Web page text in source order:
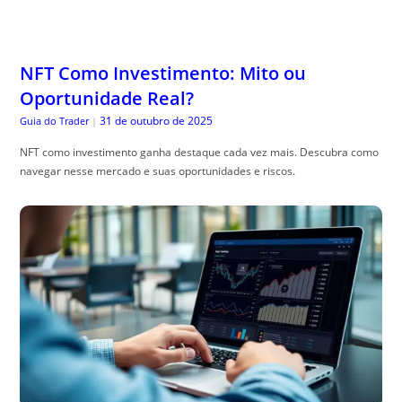
NFT Como Investimento: Mito ou
Oportunidade Real?
Guia do Trader | 31 de outubro de 2025
NFT como investimento ganha destaque cada vez mais. Descubra como
navegar nesse mercado e suas oportunidades e riscos.